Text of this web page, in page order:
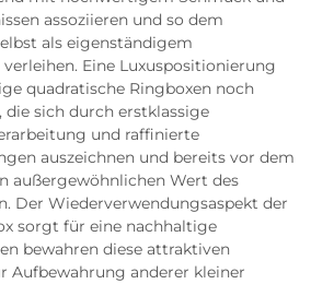
assoziieren und so dem
als eigenständigem
Eine Luxuspositionierung
quadratische Ringboxen noch
sich durch erstklassige
und raffinierte
auszeichnen und bereits vor dem
außergewöhnlichen Wert des
Der Wiederverwendungsaspekt der
sorgt für eine nachhaltige
bewahren diese attraktiven
Aufbewahrung anderer kleiner